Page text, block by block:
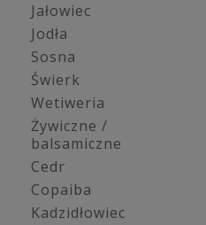
Jałowiec
Jodła
Sosna
Świerk
Wetiweria
Żywiczne /
balsamiczne
Cedr
Copaiba
Kadzidłowiec